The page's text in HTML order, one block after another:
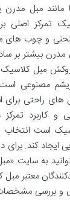
مبل مدرن
تمرکز اصلی
و چوب
بیشتر بر
مبل کلاسیک
مصنوعی
راحتی برای
کاربرد تمرکز
است
ایجاد کند.
به سایت
معتبر
و بررسی مشخصات